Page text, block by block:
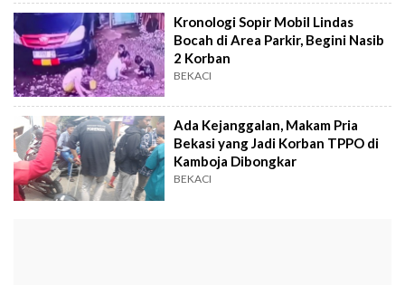
Kronologi Sopir Mobil Lindas
Bocah di Area Parkir, Begini Nasib
2 Korban
BEKACI
Ada Kejanggalan, Makam Pria
Bekasi yang Jadi Korban TPPO di
Kamboja Dibongkar
BEKACI